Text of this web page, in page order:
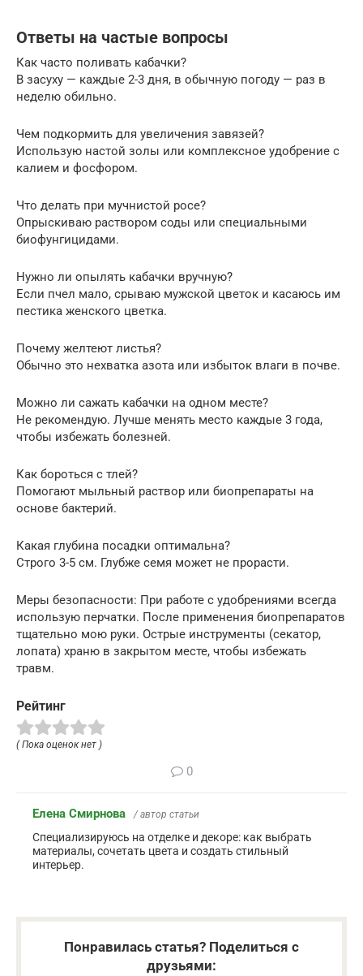
Ответы на частые вопросы
Как часто поливать кабачки?
В засуху — каждые 2-3 дня, в обычную погоду — раз в
неделю обильно.
Чем подкормить для увеличения завязей?
Использую настой золы или комплексное удобрение с
калием и фосфором.
Что делать при мучнистой росе?
Опрыскиваю раствором соды или специальными
биофунгицидами.
Нужно ли опылять кабачки вручную?
Если пчел мало, срываю мужской цветок и касаюсь им
пестика женского цветка.
Почему желтеют листья?
Обычно это нехватка азота или избыток влаги в почве.
Можно ли сажать кабачки на одном месте?
Не рекомендую. Лучше менять место каждые 3 года,
чтобы избежать болезней.
Как бороться с тлей?
Помогают мыльный раствор или биопрепараты на
основе бактерий.
Какая глубина посадки оптимальна?
Строго 3-5 см. Глубже семя может не прорасти.
Меры безопасности: При работе с удобрениями всегда
использую перчатки. После применения биопрепаратов
тщательно мою руки. Острые инструменты (секатор,
лопата) храню в закрытом месте, чтобы избежать
травм.
Рейтинг
( Пока оценок нет )
0
Елена Смирнова / автор статьи
Специализируюсь на отделке и декоре: как выбрать
материалы, сочетать цвета и создать стильный
интерьер.
Понравилась статья? Поделиться с
друзьями: